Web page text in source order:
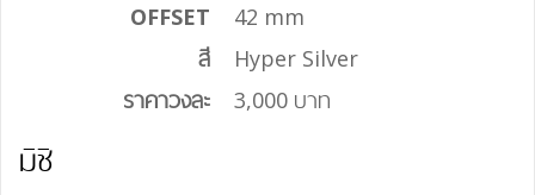
OFFSET
42 mm
สี
Hyper Silver
ราคาวงละ
3,000 บาท
มิชิ